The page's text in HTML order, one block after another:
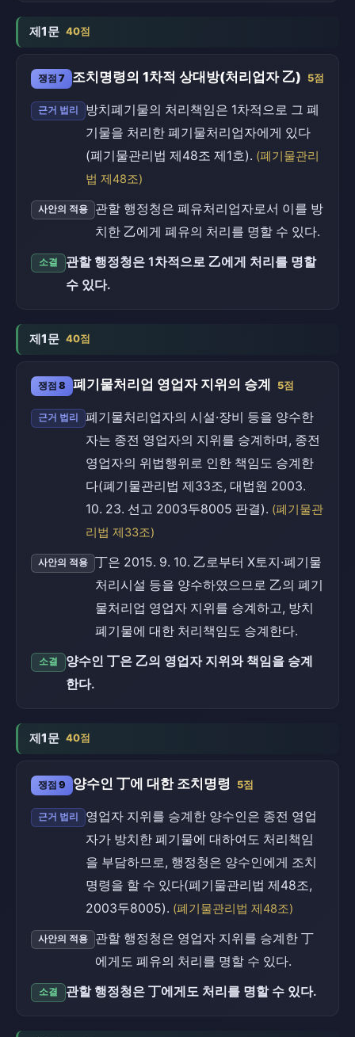
제1문 40점
쟁점 7 조치명령의 1차적 상대방(처리업자 乙) 5점
근거 법리
방치폐기물의 처리책임은 1차적으로 그 폐
기물을 처리한 폐기물처리업자에게 있다
(폐기물관리법 제48조 제1호). (폐기물관리
법 제48조)
사안의 적용
관할 행정청은 폐유처리업자로서 이를 방
치한 乙에게 폐유의 처리를 명할 수 있다.
소결
관할 행정청은 1차적으로 乙에게 처리를 명할
수 있다.
제1문 40점
쟁점 8 폐기물처리업 영업자 지위의 승계 5점
근거 법리
폐기물처리업자의 시설·장비 등을 양수한
자는 종전 영업자의 지위를 승계하며, 종전
영업자의 위법행위로 인한 책임도 승계한
다(폐기물관리법 제33조, 대법원 2003.
10. 23. 선고 2003두8005 판결). (폐기물관
리법 제33조)
사안의 적용
丁은 2015. 9. 10. 乙로부터 X토지·폐기물
처리시설 등을 양수하였으므로 乙의 폐기
물처리업 영업자 지위를 승계하고, 방치
폐기물에 대한 처리책임도 승계한다.
소결
양수인 丁은 乙의 영업자 지위와 책임을 승계
한다.
제1문 40점
쟁점 9 양수인 丁에 대한 조치명령 5점
근거 법리
영업자 지위를 승계한 양수인은 종전 영업
자가 방치한 폐기물에 대하여도 처리책임
을 부담하므로, 행정청은 양수인에게 조치
명령을 할 수 있다(폐기물관리법 제48조,
2003두8005). (폐기물관리법 제48조)
사안의 적용
관할 행정청은 영업자 지위를 승계한 丁
에게도 폐유의 처리를 명할 수 있다.
소결 관할 행정청은 丁에게도 처리를 명할 수 있다.